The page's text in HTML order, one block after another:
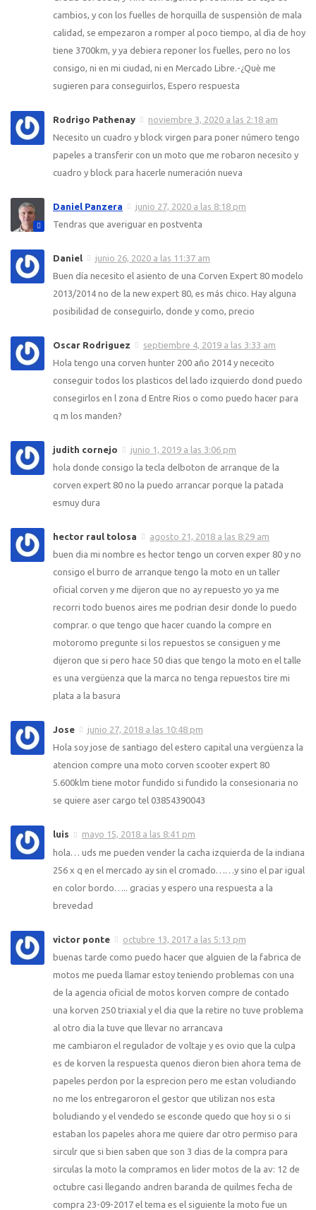
cambios, y con los fuelles de horquilla de suspensiòn de mala
calidad, se empezaron a romper al poco tiempo, al dìa de hoy
tiene 3700km, y ya debiera reponer los fuelles, pero no los
consigo, ni en mi ciudad, ni en Mercado Libre.-¿Què me
sugieren para conseguirlos, Espero respuesta
Rodrigo Pathenay
noviembre 3, 2020 a las 2:18 am
Necesito un cuadro y block virgen para poner número tengo
papeles a transferir con un moto que me robaron necesito y
cuadro y block para hacerle numeración nueva
Daniel Panzera
junio 27, 2020 a las 8:18 pm
Tendras que averiguar en postventa
Daniel
junio 26, 2020 a las 11:37 am
Buen día necesito el asiento de una Corven Expert 80 modelo
2013/2014 no de la new expert 80, es más chico. Hay alguna
posibilidad de conseguirlo, donde y como, precio
Oscar Rodriguez
septiembre 4, 2019 a las 3:33 am
Hola tengo una corven hunter 200 año 2014 y nececito
conseguir todos los plasticos del lado izquierdo dond puedo
consegirlos en l zona d Entre Rios o como puedo hacer para
q m los manden?
judith cornejo
junio 1, 2019 a las 3:06 pm
hola donde consigo la tecla delboton de arranque de la
corven expert 80 no la puedo arrancar porque la patada
esmuy dura
hector raul tolosa
agosto 21, 2018 a las 8:29 am
buen dia mi nombre es hector tengo un corven exper 80 y no
consigo el burro de arranque tengo la moto en un taller
oficial corven y me dijeron que no ay repuesto yo ya me
recorri todo buenos aires me podrian desir donde lo puedo
comprar. o que tengo que hacer cuando la compre en
motoromo pregunte si los repuestos se consiguen y me
dijeron que si pero hace 50 dias que tengo la moto en el talle
es una vergüenza que la marca no tenga repuestos tire mi
plata a la basura
Jose
junio 27, 2018 a las 10:48 pm
Hola soy jose de santiago del estero capital una vergüenza la
atencion compre una moto corven scooter expert 80
5.600klm tiene motor fundido si fundido la consesionaria no
se quiere aser cargo tel 03854390043
luis
mayo 15, 2018 a las 8:41 pm
hola… uds me pueden vender la cacha izquierda de la indiana
256 x q en el mercado ay sin el cromado……y sino el par igual
en color bordo….. gracias y espero una respuesta a la
brevedad
victor ponte
octubre 13, 2017 a las 5:13 pm
buenas tarde como puedo hacer que alguien de la fabrica de
motos me pueda llamar estoy teniendo problemas con una
de la agencia oficial de motos korven compre de contado
una korven 250 triaxial y el dia que la retire no tuve problema
al otro dia la tuve que llevar no arrancava
me cambiaron el regulador de voltaje y es ovio que la culpa
es de korven la respuesta quenos dieron bien ahora tema de
papeles perdon por la esprecion pero me estan voludiando
no me los entregaroron el gestor que utilizan nos esta
boludiando y el vendedo se esconde quedo que hoy si o si
estaban los papeles ahora me quiere dar otro permiso para
sirculr que si bien saben que son 3 dias de la compra para
sirculas la moto la compramos en lider motos de la av: 12 de
octubre casi llegando andren baranda de quilmes fecha de
compra 23-09-2017 el tema es el siguiente la moto fue un